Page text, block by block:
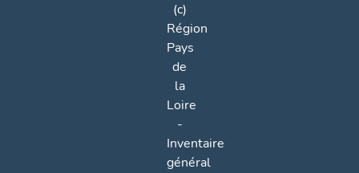
(c)
Région
Pays
de
la
Loire
-
Inventaire
général